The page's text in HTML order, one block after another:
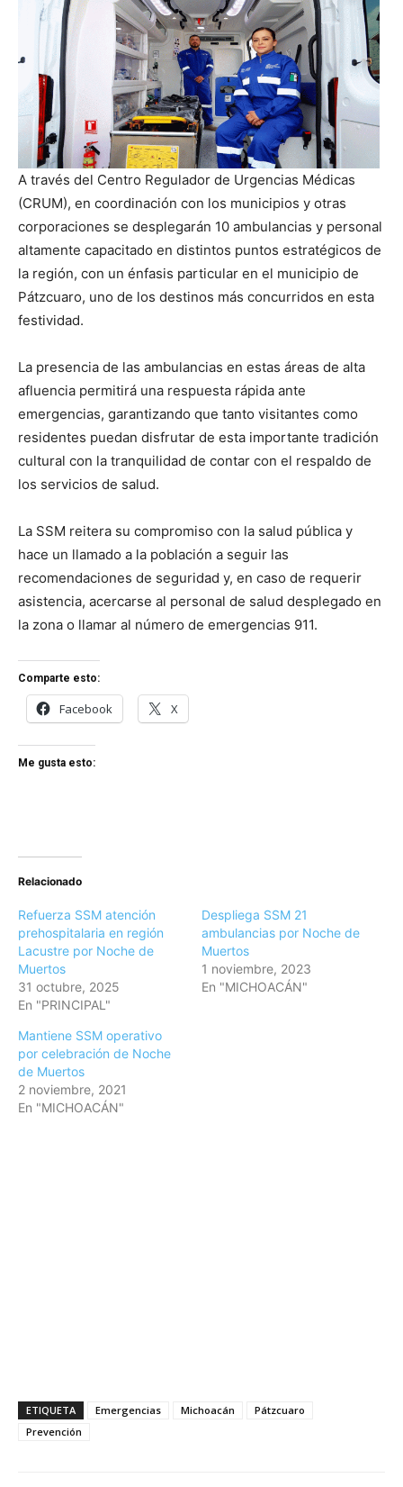
A través del Centro Regulador de Urgencias Médicas
(CRUM), en coordinación con los municipios y otras
corporaciones se desplegarán 10 ambulancias y personal
altamente capacitado en distintos puntos estratégicos de
la región, con un énfasis particular en el municipio de
Pátzcuaro, uno de los destinos más concurridos en esta
festividad.
La presencia de las ambulancias en estas áreas de alta
afluencia permitirá una respuesta rápida ante
emergencias, garantizando que tanto visitantes como
residentes puedan disfrutar de esta importante tradición
cultural con la tranquilidad de contar con el respaldo de
los servicios de salud.
La SSM reitera su compromiso con la salud pública y
hace un llamado a la población a seguir las
recomendaciones de seguridad y, en caso de requerir
asistencia, acercarse al personal de salud desplegado en
la zona o llamar al número de emergencias 911.
Comparte esto:
Facebook X
Me gusta esto:
Relacionado
Refuerza SSM atención
prehospitalaria en región
Lacustre por Noche de
Muertos
31 octubre, 2025
En "PRINCIPAL"
Despliega SSM 21
ambulancias por Noche de
Muertos
1 noviembre, 2023
En "MICHOACÁN"
Mantiene SSM operativo
por celebración de Noche
de Muertos
2 noviembre, 2021
En "MICHOACÁN"
ETIQUETA Emergencias Michoacán
Pátzcuaro
Prevención